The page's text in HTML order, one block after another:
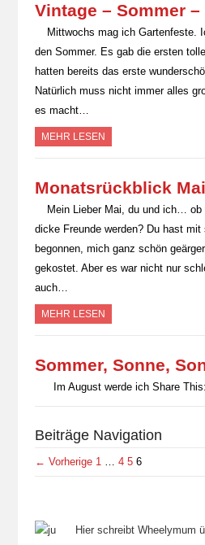
Vintage – Sommer
Mittwochs mag ich Gartenfeste.
den Sommer. Es gab die ersten
hatten bereits das erste
Natürlich muss nicht immer alles
es macht…
MEHR LESEN
Monatsrückblick Mai
Mein Lieber Mai, du und ich…
dicke Freunde werden? Du hast
begonnen, mich ganz schön
gekostet. Aber es war nicht nur
auch…
MEHR LESEN
Sommer, Sonne,
Im August werde ich Share This:
Beiträge Navigation
← Vorherige 1 … 4 5 6
Hier schreibt Wheelymum